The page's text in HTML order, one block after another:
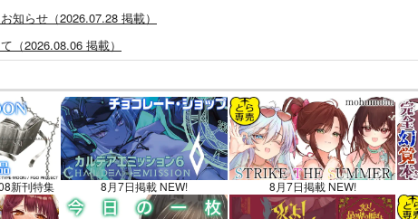
知らせ（2026.07.28 掲載）
（2026.08.06 掲載）
ートのお知らせ（2026.05.07 掲載）
支払い方法＆新プラン導入のお知らせ（2026.03.09 掲載）
の利用再開のお知らせ（2026.02.05 掲載）
販店頭受取サービス開始のお知らせ（2026.01.05 更新｜2025.12.30 掲載）
ン変換キャンペーン」終了のお知らせ（2025.11.21 掲載）
更新｜2025.08.01 掲載）
新刊特集 8月7日掲載 NEW! 8月7日掲載 NEW!